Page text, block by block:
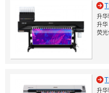
升
升华
荧光
升